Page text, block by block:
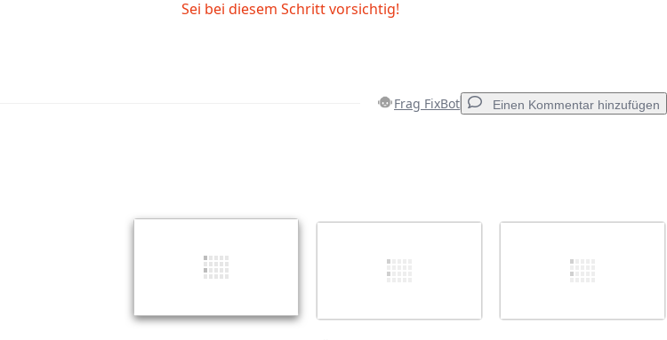
Sei bei diesem Schritt vorsichtig!
Frag FixBot Einen Kommentar hinzufügen
Kommentieren